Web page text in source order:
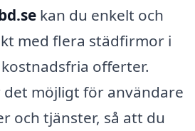
kan du enkelt och
med flera städfirmor i
offerter.
möjligt för användare
och tjänster, så att du